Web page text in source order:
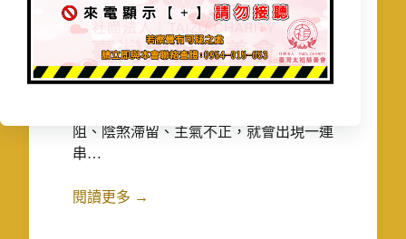
請示現場處理篇
太祖廟【家宅煞氣化解．財運提升】
2025 年 11 月 30 日
家宅是一個家庭的能量中心，氣場若順，
阻、陰煞滯留、主氣不正，就會出現一連
串…
閱讀更多 →